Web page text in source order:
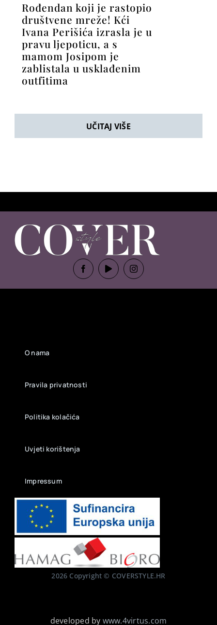
Rođendan koji je rastopio
društvene mreže! Kći
Ivana Perišića izrasla je u
pravu ljepoticu, a s
mamom Josipom je
zablistala u usklađenim
outfitima
UČITAJ VIŠE
O nama
Pravila privatnosti
Politika kolačića
Uvjeti korištenja
Impressum
2026 Copyright © COVERSTYLE.HR
developed by www.4virtus.com